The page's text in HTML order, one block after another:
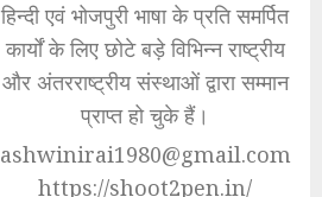
हिन्दी एवं भोजपुरी भाषा के प्रति समर्पित
कार्यों के लिए छोटे बड़े विभिन्न राष्ट्रीय
और अंतरराष्ट्रीय संस्थाओं द्वारा सम्मान
प्राप्त हो चुके हैं।
ashwinirai1980@gmail.com
https://shoot2pen.in/